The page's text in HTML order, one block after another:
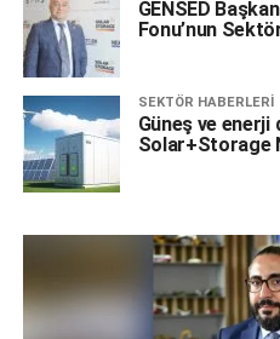
GENSED
Fonu’nun
SEKTÖR HABERLERI
Güneş ve enerji
Solar+Storage